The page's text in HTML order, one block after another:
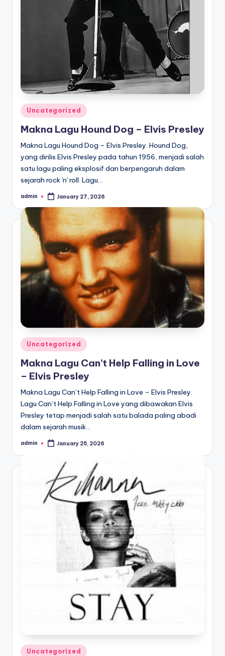
Posted
in
Uncategorized
Makna Lagu Hound Dog – Elvis Presley
Makna Lagu Hound Dog – Elvis Presley. Hound Dog,
yang dirilis Elvis Presley pada tahun 1956, menjadi salah
satu lagu paling eksplosif dan berpengaruh dalam
sejarah rock 'n' roll. Lagu…
Posted
admin January 27, 2026
Posted
in
Uncategorized
Makna Lagu Can’t Help Falling in Love
– Elvis Presley
Makna Lagu Can’t Help Falling in Love – Elvis Presley.
Lagu Can’t Help Falling in Love yang dibawakan Elvis
Presley tetap menjadi salah satu balada paling abadi
dalam sejarah musik…
Posted
admin January 25, 2026
Posted
Uncategorized